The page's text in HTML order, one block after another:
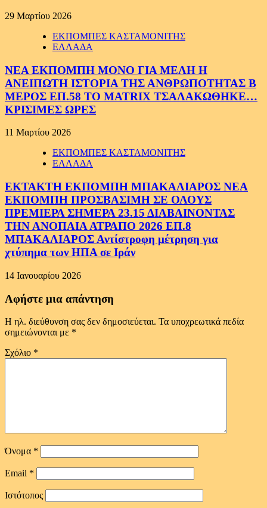
29 Μαρτίου 2026
ΕΚΠΟΜΠΕΣ ΚΑΣΤΑΜΟΝΙΤΗΣ
ΕΛΛΑΔΑ
ΝΕΑ ΕΚΠΟΜΠΗ ΜΟΝΟ ΓΙΑ ΜΕΛΗ Η
ΑΝΕΙΠΩΤΗ ΙΣΤΟΡΙΑ ΤΗΣ ΑΝΘΡΩΠΟΤΗΤΑΣ Β
ΜΕΡΟΣ ΕΠ.58 ΤΟ MATRIX ΤΣΑΛΑΚΩΘΗΚΕ…
ΚΡΙΣΙΜΕΣ ΩΡΕΣ
11 Μαρτίου 2026
ΕΚΠΟΜΠΕΣ ΚΑΣΤΑΜΟΝΙΤΗΣ
ΕΛΛΑΔΑ
ΕΚΤΑΚΤΗ ΕΚΠΟΜΠΗ ΜΠΑΚΑΛΙΑΡΟΣ ΝΕΑ
ΕΚΠΟΜΠΗ ΠΡΟΣΒΑΣΙΜΗ ΣΕ ΟΛΟΥΣ
ΠΡΕΜΙΕΡΑ ΣΗΜΕΡΑ 23.15 ΔΙΑΒΑΙΝΟΝΤΑΣ
ΤΗΝ ΑΝΟΠΑΙΑ ΑΤΡΑΠΟ 2026 ΕΠ.8
ΜΠΑΚΑΛΙΑΡΟΣ Αντίστροφη μέτρηση για
χτύπημα των ΗΠΑ σε Ιράν
14 Ιανουαρίου 2026
Αφήστε μια απάντηση
Η ηλ. διεύθυνση σας δεν δημοσιεύεται. Τα υποχρεωτικά πεδία
σημειώνονται με *
Σχόλιο *
Όνομα *
Email *
Ιστότοπος